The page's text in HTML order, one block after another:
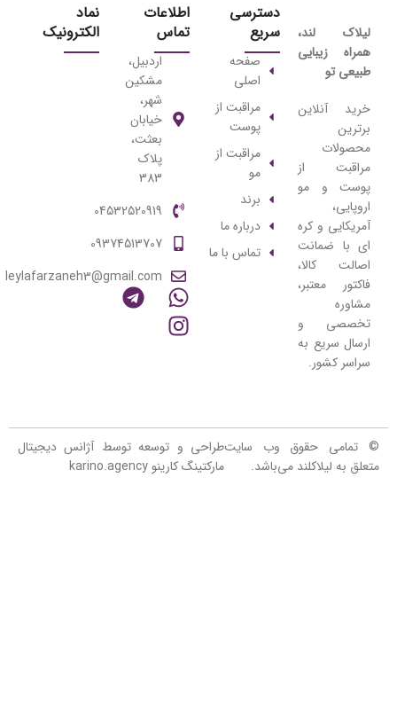
لیلاک‌ لند،
همراه زیبایی
طبیعی تو
خرید آنلاین
برترین
محصولات
مراقبت از
پوست و مو
اروپایی،
آمریکایی و کره
ای با ضمانت
اصالت کالا،
فاکتور معتبر،
مشاوره
تخصصی و
ارسال سریع به
سراسر کشور.
دسترسی
سریع
صفحه
اصلی
مراقبت از
پوست
مراقبت از
مو
برند
درباره ما
تماس با ما
اطلاعات
تماس
اردبیل،
مشکین
شهر،
خیابان
بعثت،
پلاک
383
04532520919
09374513707
leylafarzaneh3@gmail.com
نماد
الکترونیک
© تمامی حقوق وب سایت
متعلق به لیلاکلند می‌باشد.
طراحی و توسعه توسط آژانس دیجیتال
مارکتینگ کارینو karino.agency